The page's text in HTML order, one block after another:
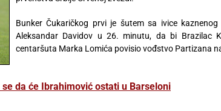
Bunker Čukaričkog prvi je šutem sa ivice
Aleksandar Davidov u 26. minutu, da bi Brazilac
centaršuta Marka Lomića povisio vođstvo Partizana
da će Ibrahimović ostati u Barseloni